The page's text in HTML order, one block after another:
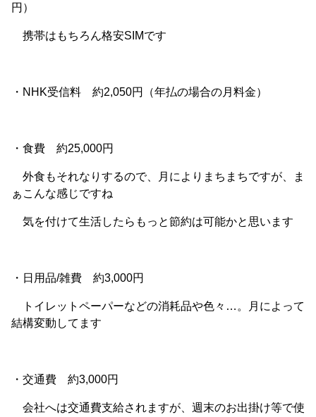
円）
携帯はもちろん格安SIMです
・NHK受信料 約2,050円（年払の場合の月料金）
・食費 約25,000円
外食もそれなりするので、月によりまちまちですが、ま
ぁこんな感じですね
気を付けて生活したらもっと節約は可能かと思います
・日用品/雑費 約3,000円
トイレットペーパーなどの消耗品や色々…。月によって
結構変動してます
・交通費 約3,000円
会社へは交通費支給されますが、週末のお出掛け等で使